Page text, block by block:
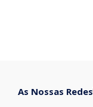
As Nossas Redes